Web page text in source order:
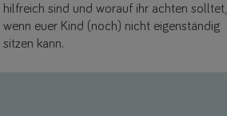
hilfreich sind und worauf ihr achten solltet,
wenn euer Kind (noch) nicht eigenständig
sitzen kann.